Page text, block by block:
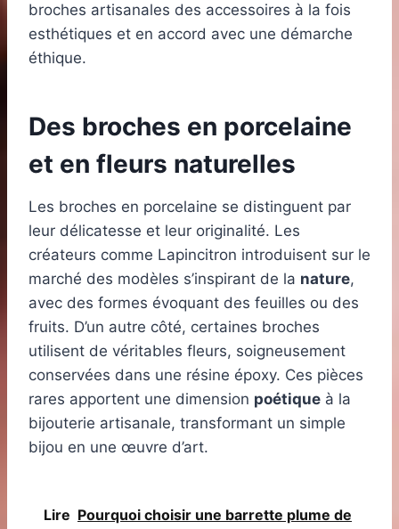
broches artisanales des accessoires à la fois
esthétiques et en accord avec une démarche
éthique.
Des broches en porcelaine
et en fleurs naturelles
Les broches en porcelaine se distinguent par
leur délicatesse et leur originalité. Les
créateurs comme Lapincitron introduisent sur le
marché des modèles s’inspirant de la nature,
avec des formes évoquant des feuilles ou des
fruits. D’un autre côté, certaines broches
utilisent de véritables fleurs, soigneusement
conservées dans une résine époxy. Ces pièces
rares apportent une dimension poétique à la
bijouterie artisanale, transformant un simple
bijou en une œuvre d’art.
Lire Pourquoi choisir une barrette plume de